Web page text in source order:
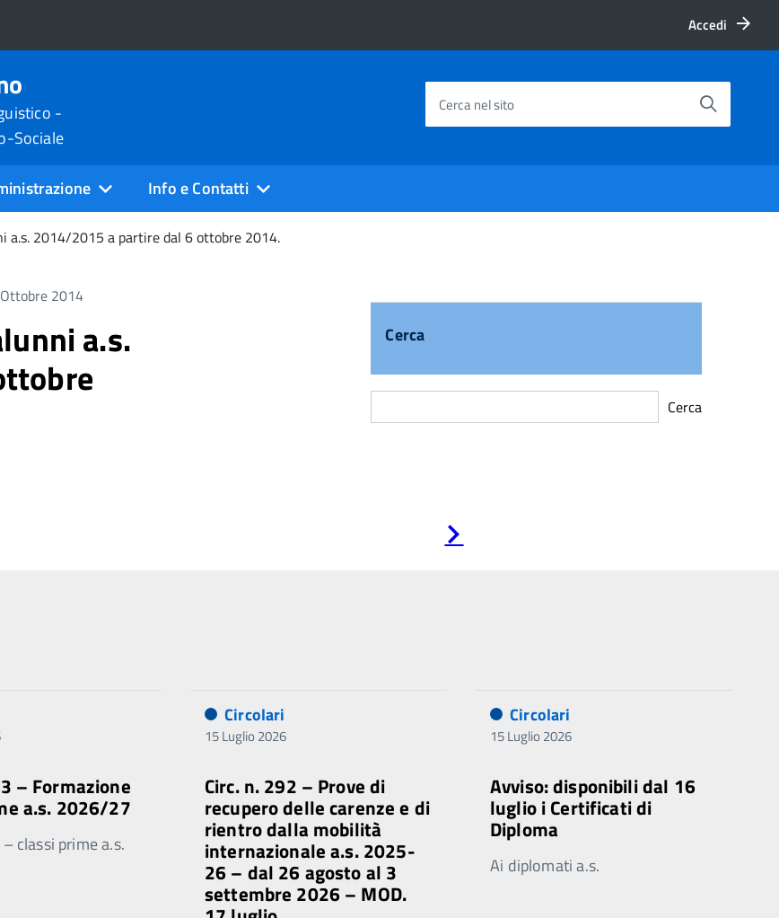
Accedi
-
Sociale
Cerca nel sito
Info e Contatti
a.s. 2014/2015 a partire dal 6 ottobre 2014.
2014
a.s. Cerca
Cerca
successiva
– Formazione
a.s. 2026/27
classi prime a.s.
Circolari
15 Luglio 2026
Circ. n. 292 – Prove di
recupero delle carenze e di
rientro dalla mobilità
internazionale a.s. 2025-
26 – dal 26 agosto al 3
settembre 2026 – MOD.
Circolari
15 Luglio 2026
Avviso: disponibili dal 16
luglio i Certificati di
Diploma
Ai diplomati a.s.